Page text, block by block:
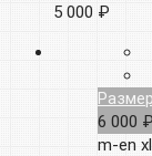
5 000 ₽
6 000 ₽
m-en xl